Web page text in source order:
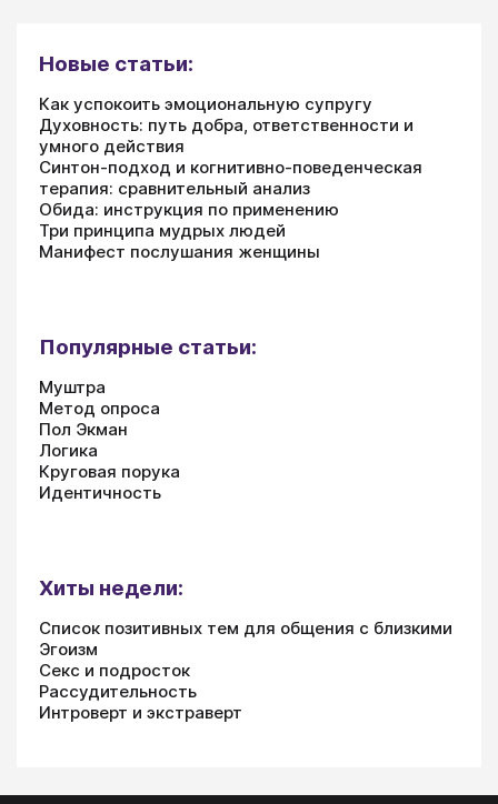
Новые статьи:
Как успокоить эмоциональную супругу
Духовность: путь добра, ответственности и
умного действия
Синтон-подход и когнитивно-поведенческая
терапия: сравнительный анализ
Обида: инструкция по применению
Три принципа мудрых людей
Манифест послушания женщины
Популярные статьи:
Муштра
Метод опроса
Пол Экман
Логика
Круговая порука
Идентичность
Хиты недели:
Список позитивных тем для общения с близкими
Эгоизм
Секс и подросток
Рассудительность
Интроверт и экстраверт